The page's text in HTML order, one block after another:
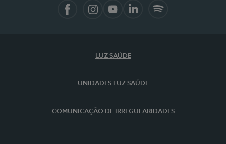
LUZ SAÚDE
UNIDADES LUZ SAÚDE
COMUNICAÇÃO DE IRREGULARIDADES